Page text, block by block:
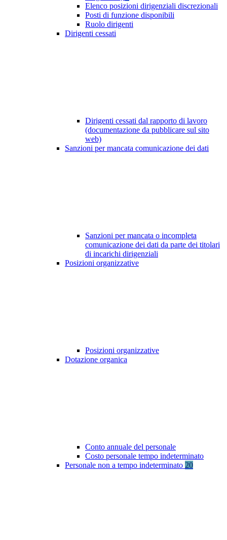
Elenco posizioni dirigenziali discrezionali
Posti di funzione disponibili
Ruolo dirigenti
Dirigenti cessati
Dirigenti cessati dal rapporto di lavoro
(documentazione da pubblicare sul sito
web)
Sanzioni per mancata comunicazione dei dati
Sanzioni per mancata o incompleta
comunicazione dei dati da parte dei titolari
di incarichi dirigenziali
Posizioni organizzative
Posizioni organizzative
Dotazione organica
Conto annuale del personale
Costo personale tempo indeterminato
Personale non a tempo indeterminato 20